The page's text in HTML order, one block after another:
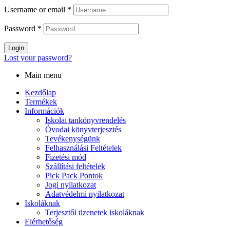
Username or email *
Password *
Login
Lost your password?
Main menu
Kezdőlap
Termékek
Információk
Iskolai tankönyvrendelés
Óvodai könyvterjesztés
Tevékenységünk
Felhasználási Feltételek
Fizetési mód
Szállítási feltételek
Pick Pack Pontok
Jogi nyilatkozat
Adatvédelmi nyilatkozat
Iskoláknak
Terjesztői üzenetek iskoláknak
Elérhetőség